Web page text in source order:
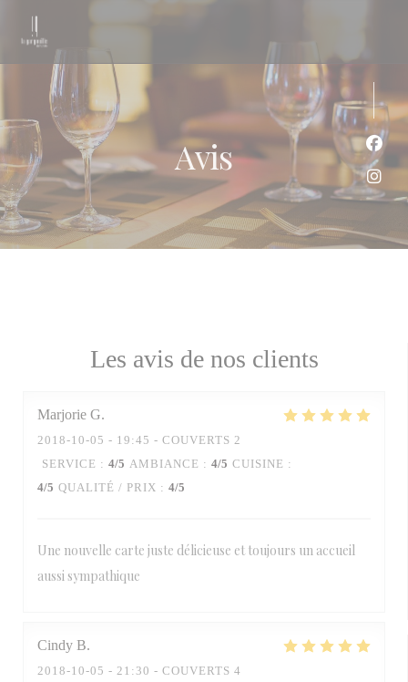
Personnalisation de vos choix en matière de cookies
Avis
Les avis de nos clients
Marjorie G
2018-10-05 - 19:45 - COUVERTS 2
SERVICE : 4/5 AMBIANCE : 4/5 CUISINE :
4/5 QUALITÉ / PRIX : 4/5
Une nouvelle carte juste délicieuse et toujours un accueil
aussi sympathique
Cindy B
2018-10-05 - 21:30 - COUVERTS 4